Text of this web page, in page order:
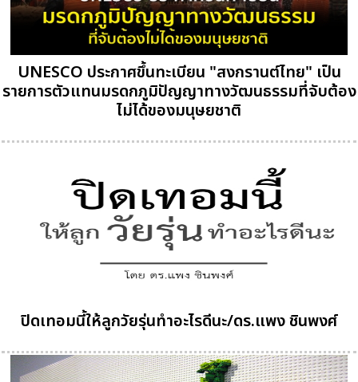
UNESCO ประกาศขึ้นทะเบียน "สงกรานต์ไทย" เป็น
รายการตัวแทนมรดกภูมิปัญญาทางวัฒนธรรมที่จับต้อง
ไม่ได้ของมนุษยชาติ
ปิดเทอมนี้ให้ลูกวัยรุ่นทำอะไรดีนะ/ดร.แพง ชินพงศ์